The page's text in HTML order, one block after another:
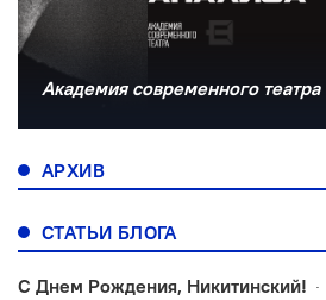
Академия современного театра
АРХИВ
СТАТЬИ БЛОГА
С Днем Рождения, Никитинский!